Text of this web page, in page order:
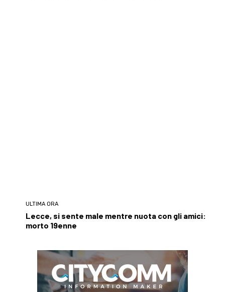
ULTIMA ORA
Lecce, si sente male mentre nuota con gli amici:
morto 19enne